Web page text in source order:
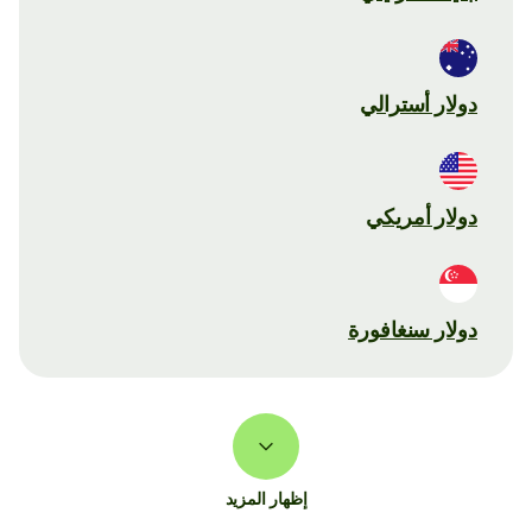
دولار أسترالي
دولار أمريكي
دولار سنغافورة
إظهار المزيد